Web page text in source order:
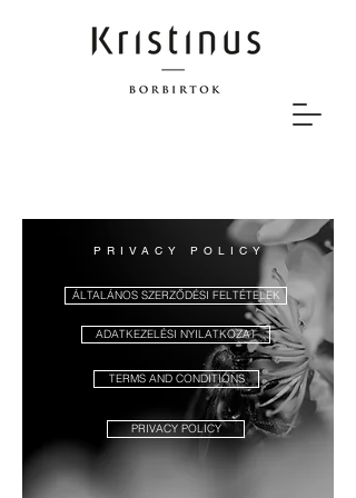
PRIVACY POLICY
ÁLTALÁNOS SZERZŐDÉSI FELTÉTELEK
ADATKEZELÉSI NYILATKOZAT
TERMS AND CONDITIONS
PRIVACY POLICY